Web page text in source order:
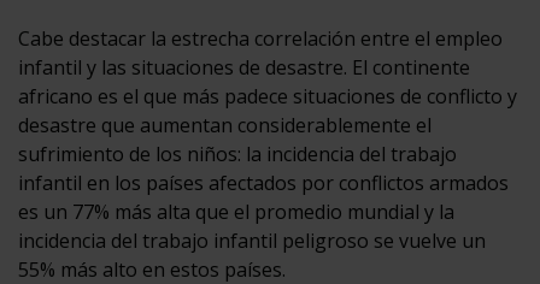
Cabe destacar la estrecha correlación entre el empleo
infantil y las situaciones de desastre. El continente
africano es el que más padece situaciones de conflicto y
desastre que aumentan considerablemente el
sufrimiento de los niños: la incidencia del trabajo
infantil en los países afectados por conflictos armados
es un 77% más alta que el promedio mundial y la
incidencia del trabajo infantil peligroso se vuelve un
55% más alto en estos países.